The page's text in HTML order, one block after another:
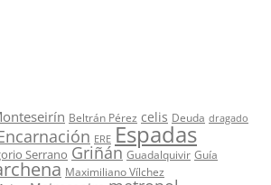
Beltrán Pérez celis Deuda dragado
ERE Espadas
Serrano Griñán Guadalquivir Guía
Maximiliano Vílchez